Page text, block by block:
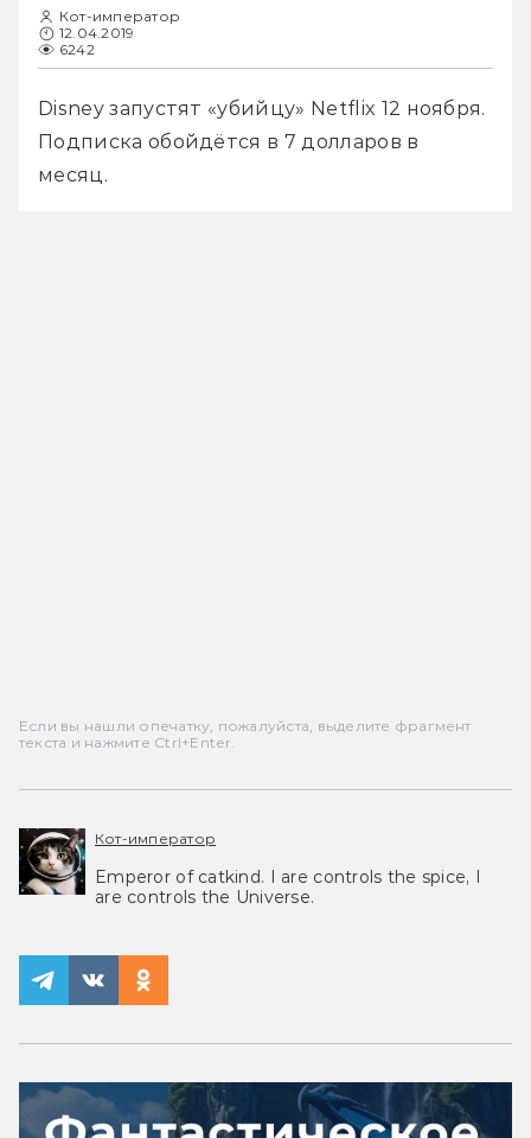
Кот-император
12.04.2019
6242
Disney запустят «убийцу» Netflix 12 ноября.
Подписка обойдётся в 7 долларов в
месяц.
Если вы нашли опечатку, пожалуйста, выделите фрагмент
текста и нажмите Ctrl+Enter.
Кот-император
Emperor of catkind. I are controls the spice, I
are controls the Universe.